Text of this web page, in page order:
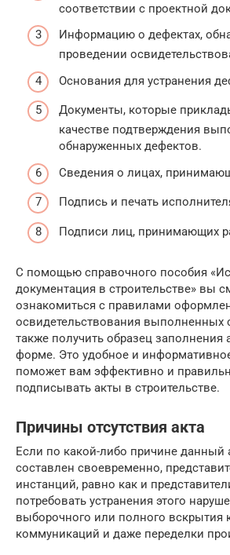
соответствии с проектной
Информацию о дефектах,
проведении
Основания для устранения
Документы, которые
качестве подтверждения
обнаруженных дефектов.
Сведения о лицах,
Подпись и печать
Подписи лиц, принимающих
С помощью справочного пособия
документация в строительстве» вы
ознакомиться с правилами
освидетельствования выполненных
также получить образец заполнения
форме. Это удобное и
поможет вам эффективно и
подписывать акты в строительстве.
Причины отсутствия акта
Если по какой-либо причине данный
составлен своевременно,
инстанций, равно как и
потребовать устранения этого
выборочного или полного вскрытия
коммуникаций и даже переделки